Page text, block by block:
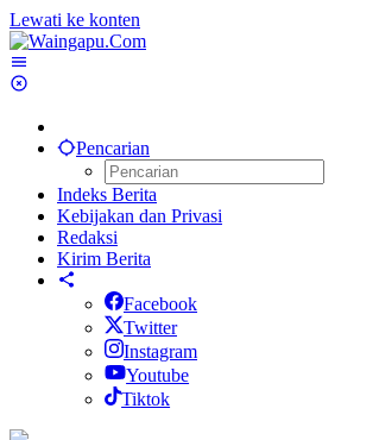
Lewati ke konten
Pencarian
Indeks Berita
Kebijakan dan Privasi
Redaksi
Kirim Berita
Facebook
Twitter
Instagram
Youtube
Tiktok